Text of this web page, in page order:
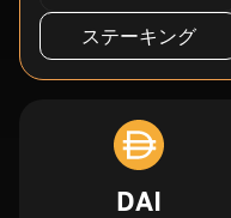
ステーキング
DAI